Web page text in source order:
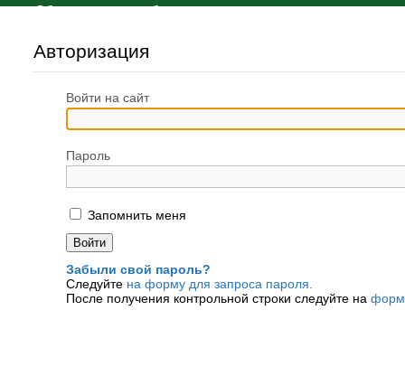
Общественные наблюдения
Авторизация
Войти на сайт
Пароль
Запомнить меня
Забыли свой пароль?
Следуйте на форму для запроса пароля.
После получения контрольной строки следуйте на